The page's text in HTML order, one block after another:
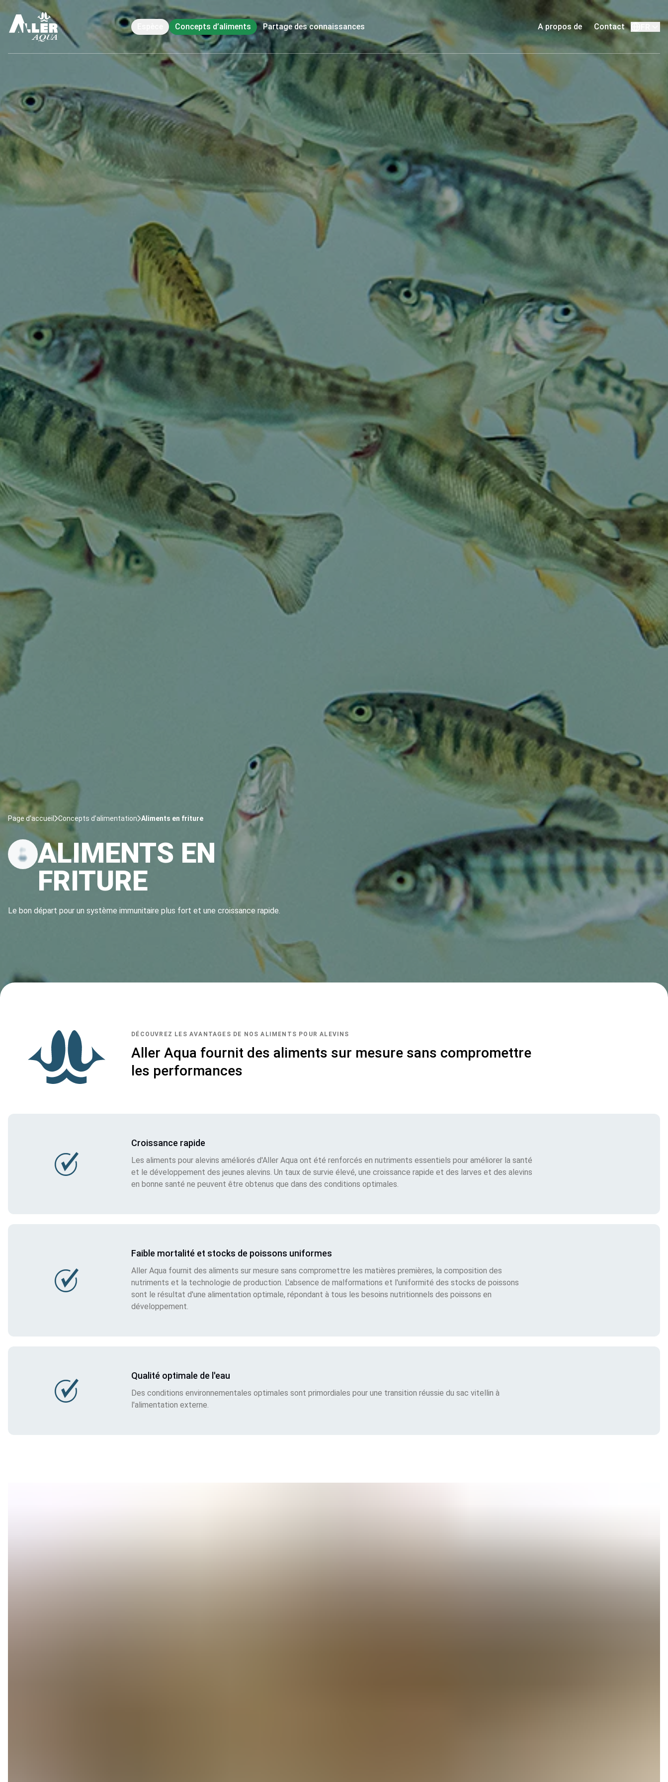
Concepts d’aliments Partage des connaissances A propos de Contact
Page d’accueil Concepts d’alimentation Aliments en friture
ALIMENTS EN
FRITURE
Le bon départ pour un système immunitaire plus fort et une croissance rapide.
DÉCOUVREZ LES AVANTAGES DE NOS ALIMENTS POUR ALEVINS
Aller Aqua fournit des aliments sur mesure sans compromettre
les performances
Croissance rapide
Les aliments pour alevins améliorés d'Aller Aqua ont été renforcés en nutriments essentiels pour améliorer la santé
et le développement des jeunes alevins. Un taux de survie élevé, une croissance rapide et des larves et des alevins
en bonne santé ne peuvent être obtenus que dans des conditions optimales.
Faible mortalité et stocks de poissons uniformes
Aller Aqua fournit des aliments sur mesure sans compromettre les matières premières, la composition des
nutriments et la technologie de production. L'absence de malformations et l'uniformité des stocks de poissons
sont le résultat d'une alimentation optimale, répondant à tous les besoins nutritionnels des poissons en
développement.
Qualité optimale de l'eau
Des conditions environnementales optimales sont primordiales pour une transition réussie du sac vitellin à
l'alimentation externe.